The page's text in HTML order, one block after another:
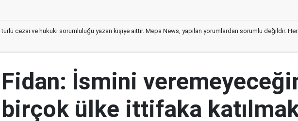
türlü cezai ve hukuki sorumluluğu yazan kişiye aittir. Mepa News, yapılan yorumlardan sorumlu değildir. Her
Fidan: İsmini
birçok ülke ittifaka